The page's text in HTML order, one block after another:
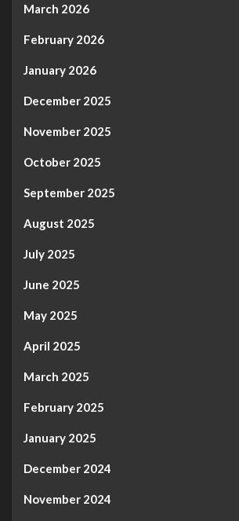
March 2026
February 2026
January 2026
December 2025
November 2025
October 2025
September 2025
August 2025
July 2025
June 2025
May 2025
April 2025
March 2025
February 2025
January 2025
December 2024
November 2024